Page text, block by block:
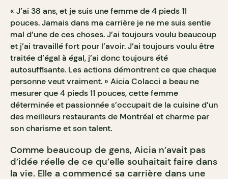
« J’ai 38 ans, et je suis une femme de 4 pieds 11
pouces. Jamais dans ma carrière je ne me suis sentie
mal d’une de ces choses. J’ai toujours voulu beaucoup
et j’ai travaillé fort pour l’avoir. J’ai toujours voulu être
traitée d’égal à égal, j’ai donc toujours été
autosuffisante. Les actions démontrent ce que chaque
personne veut vraiment. » Aicia Colacci a beau ne
mesurer que 4 pieds 11 pouces, cette femme
déterminée et passionnée s’occupait de la cuisine d’un
des meilleurs restaurants de Montréal et charme par
son charisme et son talent.
Comme beaucoup de gens, Aicia n’avait pas
d’idée réelle de ce qu’elle souhaitait faire dans
la vie. Elle a commencé sa carrière dans une